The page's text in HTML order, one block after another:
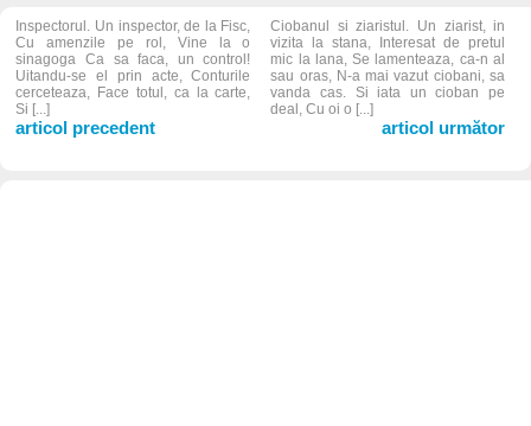
Inspectorul. Un inspector, de la Fisc,
Cu amenzile pe rol, Vine la o
sinagoga Ca sa faca, un control!
Uitandu-se el prin acte, Conturile
cerceteaza, Face totul, ca la carte,
Si [...]
articol precedent
Ciobanul si ziaristul. Un ziarist, in
vizita la stana, Interesat de pretul
mic la lana, Se lamenteaza, ca-n al
sau oras, N-a mai vazut ciobani, sa
vanda cas. Si iata un cioban pe
deal, Cu oi o [...]
articol următor